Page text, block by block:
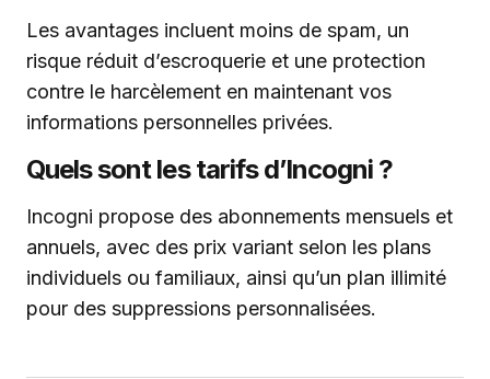
Les avantages incluent moins de spam, un
risque réduit d’escroquerie et une protection
contre le harcèlement en maintenant vos
informations personnelles privées.
Quels sont les tarifs d’Incogni ?
Incogni propose des abonnements mensuels et
annuels, avec des prix variant selon les plans
individuels ou familiaux, ainsi qu’un plan illimité
pour des suppressions personnalisées.